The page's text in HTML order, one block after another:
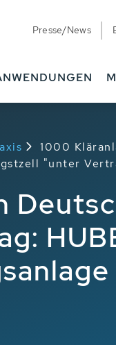
Presse/News
1000
"unter